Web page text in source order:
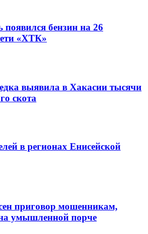
бензин на 26
«ХТК»
выявила в Хакасии тысячи
скота
в регионах Енисейской
приговор мошенникам,
умышленной порче